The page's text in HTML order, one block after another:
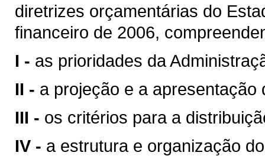
diretrizes orçamentárias do
financeiro de 2006,
I - as prioridades da
II - a projeção e a
III - os critérios para a
IV - a estrutura e organização